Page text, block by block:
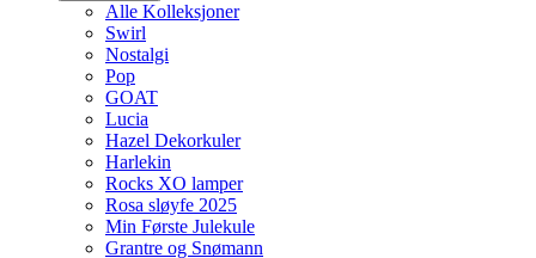
Alle Kolleksjoner
Swirl
Nostalgi
Pop
GOAT
Lucia
Hazel Dekorkuler
Harlekin
Rocks XO lamper
Rosa sløyfe 2025
Min Første Julekule
Grantre og Snømann